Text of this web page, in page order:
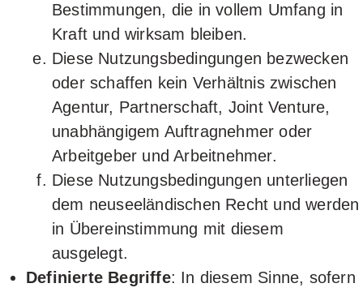
Bestimmungen, die in vollem Umfang in
Kraft und wirksam bleiben.
Diese Nutzungsbedingungen bezwecken
oder schaffen kein Verhältnis zwischen
Agentur, Partnerschaft, Joint Venture,
unabhängigem Auftragnehmer oder
Arbeitgeber und Arbeitnehmer.
Diese Nutzungsbedingungen unterliegen
dem neuseeländischen Recht und werden
in Übereinstimmung mit diesem
ausgelegt.
Definierte Begriffe: In diesem Sinne, sofern